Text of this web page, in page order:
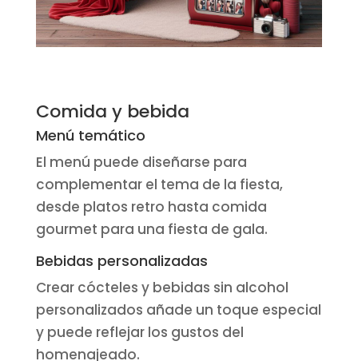
Comida y bebida
Menú temático
El menú puede diseñarse para
complementar el tema de la fiesta,
desde platos retro hasta comida
gourmet para una fiesta de gala.
Bebidas personalizadas
Crear cócteles y bebidas sin alcohol
personalizados añade un toque especial
y puede reflejar los gustos del
homenajeado.